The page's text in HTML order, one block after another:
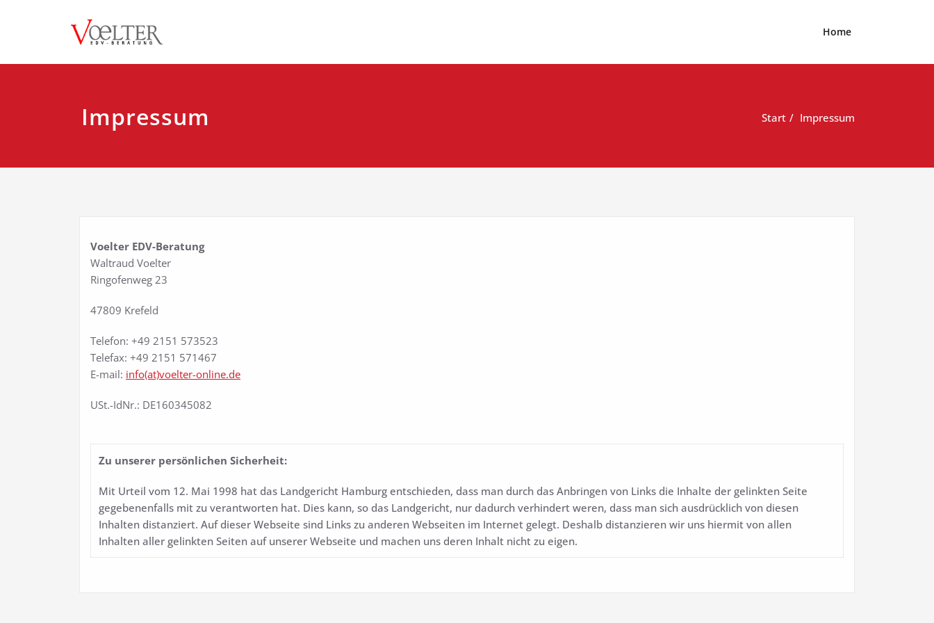
Home
Impressum Start Impressum
Voelter EDV-Beratung
Waltraud Voelter
Ringofenweg 23
47809 Krefeld
Telefon: +49 2151 573523
Telefax: +49 2151 571467
E-mail: info(at)voelter-online.de
USt.-IdNr.: DE160345082
Zu unserer persönlichen Sicherheit:
Mit Urteil vom 12. Mai 1998 hat das Landgericht Hamburg entschieden, dass man durch das Anbringen von Links die Inhalte der gelinkten Seite
gegebenenfalls mit zu verantworten hat. Dies kann, so das Landgericht, nur dadurch verhindert weren, dass man sich ausdrücklich von diesen
Inhalten distanziert. Auf dieser Webseite sind Links zu anderen Webseiten im Internet gelegt. Deshalb distanzieren wir uns hiermit von allen
Inhalten aller gelinkten Seiten auf unserer Webseite und machen uns deren Inhalt nicht zu eigen.